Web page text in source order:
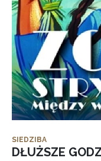
SIEDZIBA
DŁUŻSZE